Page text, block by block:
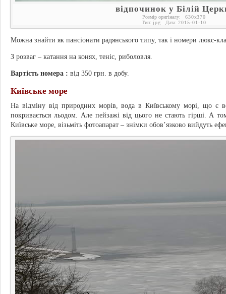
відпочинок у Білій
Розмір оригіналу: 630x370
Тип: jpg Дата: 2015-01-10
Можна знайти як пансіонати радянського типу, так і номери люкс-
З розваг – катання на конях, теніс, риболовля.
Вартість номера : від 350 грн. в добу.
Київське море
На відміну від природних морів, вода в Київському морі, що є
покривається льодом. Але пейзажі від цього не стають гірші. А
Київське море, візьміть фотоапарат – знімки обов’язково вийдуть